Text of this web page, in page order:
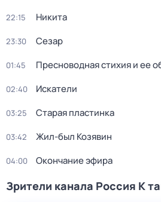
22:15 Никита
23:30 Сезар
01:45 Пресноводная стихия и ее
02:40 Искатели
03:25 Старая пластинка
03:42 Жил-был Козявин
04:00 Окончание эфира
Зрители канала Россия К